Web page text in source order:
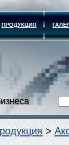
ПРОДУКЦИЯ
>